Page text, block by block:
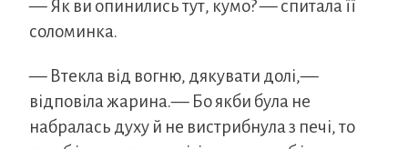
— Як ви опинились тут, кумо? — спитала її
соломинка.
— Втекла від вогню, дякувати долі,—
відповіла жарина.— Бо якби була не
набралась духу й не вистрибнула з печі, то